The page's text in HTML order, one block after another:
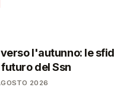
l'autunno: le
del Ssn
2026